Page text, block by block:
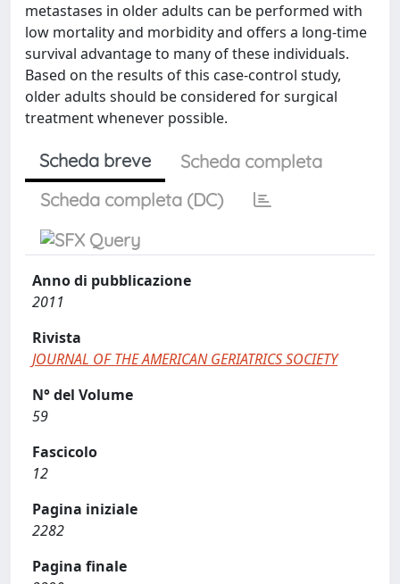
metastases in older adults can be performed with
low mortality and morbidity and offers a long-time
survival advantage to many of these individuals.
Based on the results of this case-control study,
older adults should be considered for surgical
treatment whenever possible.
Scheda breve
Scheda completa
Scheda completa (DC)
Anno di pubblicazione
2011
Rivista
JOURNAL OF THE AMERICAN GERIATRICS SOCIETY
N° del Volume
59
Fascicolo
12
Pagina iniziale
2282
Pagina finale